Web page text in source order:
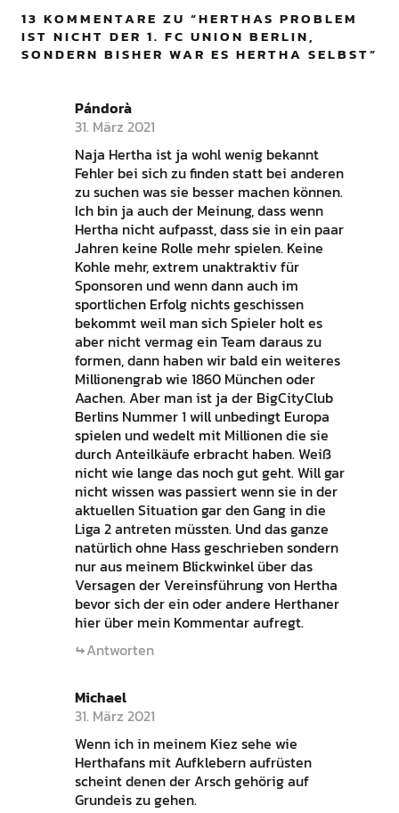
13 KOMMENTARE ZU “HERTHAS PROBLEM
IST NICHT DER 1. FC UNION BERLIN,
SONDERN BISHER WAR ES HERTHA SELBST”
Pándorà
31. März 2021
Naja Hertha ist ja wohl wenig bekannt
Fehler bei sich zu finden statt bei anderen
zu suchen was sie besser machen können.
Ich bin ja auch der Meinung, dass wenn
Hertha nicht aufpasst, dass sie in ein paar
Jahren keine Rolle mehr spielen. Keine
Kohle mehr, extrem unaktraktiv für
Sponsoren und wenn dann auch im
sportlichen Erfolg nichts geschissen
bekommt weil man sich Spieler holt es
aber nicht vermag ein Team daraus zu
formen, dann haben wir bald ein weiteres
Millionengrab wie 1860 München oder
Aachen. Aber man ist ja der BigCityClub
Berlins Nummer 1 will unbedingt Europa
spielen und wedelt mit Millionen die sie
durch Anteilkäufe erbracht haben. Weiß
nicht wie lange das noch gut geht. Will gar
nicht wissen was passiert wenn sie in der
aktuellen Situation gar den Gang in die
Liga 2 antreten müssten. Und das ganze
natürlich ohne Hass geschrieben sondern
nur aus meinem Blickwinkel über das
Versagen der Vereinsführung von Hertha
bevor sich der ein oder andere Herthaner
hier über mein Kommentar aufregt.
Antworten
Michael
31. März 2021
Wenn ich in meinem Kiez sehe wie
Herthafans mit Aufklebern aufrüsten
scheint denen der Arsch gehörig auf
Grundeis zu gehen.